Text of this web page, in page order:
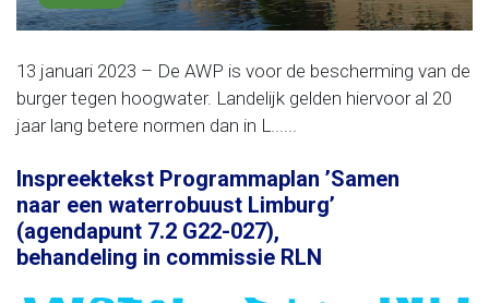
13 januari 2023 – De AWP is voor de bescherming van de
burger tegen hoogwater. Landelijk gelden hiervoor al 20
jaar lang betere normen dan in L......
Inspreektekst Programmaplan ’Samen
naar een waterrobuust Limburg’
(agendapunt 7.2 G22-027),
behandeling in commissie RLN